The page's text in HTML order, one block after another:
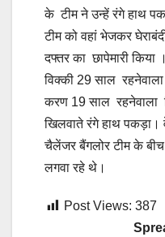
के टीम ने उन्हें रंगे हाथ
टीम को वहां भेजकर
दफ्तर का छापेमारी किया
विक्की 29 साल
करण 19 साल रहनेवाला
खिलवाते रंगे हाथ पकड़ा।
चैलेंजर बैंगलोर टीम के
लगवा रहे थे।
Post Views: 387